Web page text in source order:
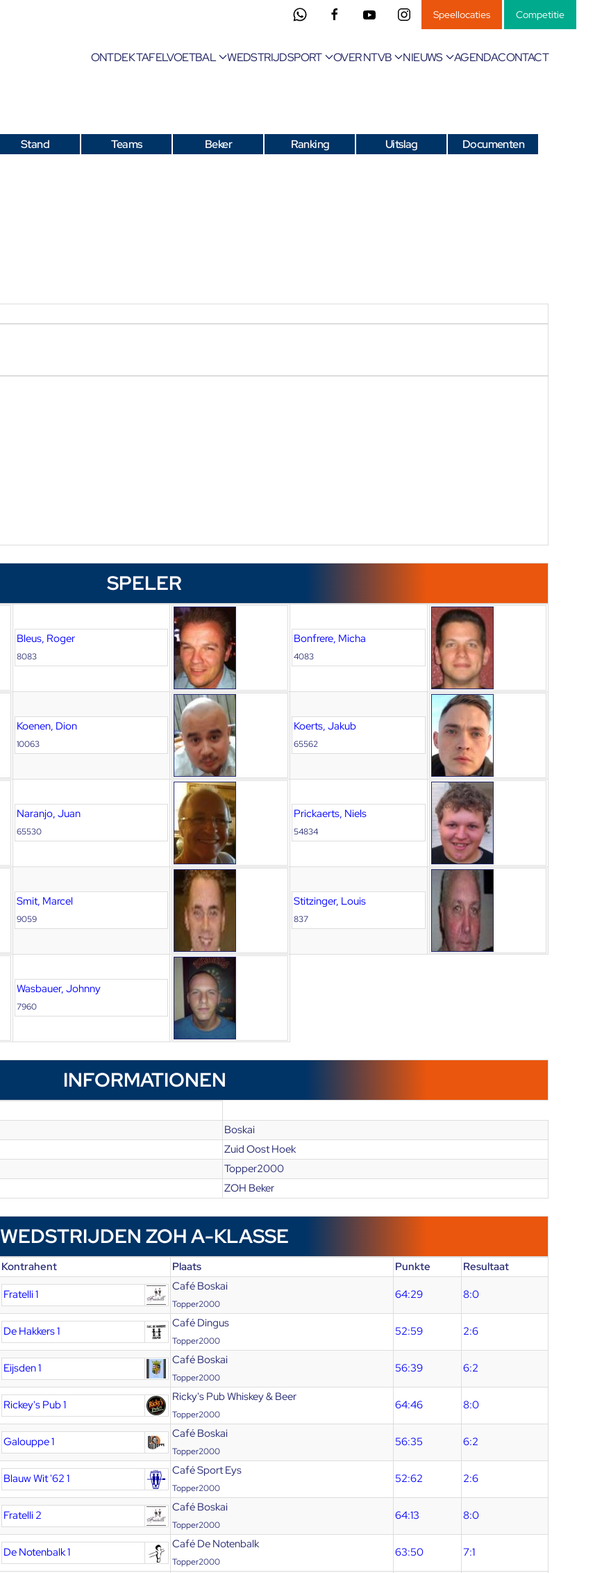
Speellocaties Competitie
ONTDEK TAFELVOETBAL WEDSTRIJDSPORT OVER NTVB NIEUWS AGENDACONTACT
Stand Teams Beker Ranking Uitslag Documenten
SPELER
Bleus, Roger
8083
Bonfrere, Micha
4083
Koenen, Dion
10063
Koerts, Jakub
65562
Naranjo, Juan
65530
Prickaerts, Niels
54834
Smit, Marcel
9059
Stitzinger, Louis
837
Wasbauer, Johnny
7960
INFORMATIONEN
Boskai
Zuid Oost Hoek
Topper2000
ZOH Beker
WEDSTRIJDEN ZOH A-KLASSE
Kontrahent Plaats Punkte
Resultaat
Fratelli 1
Café Boskai
Topper2000
64:29 8:0
De Hakkers 1
Café Dingus
Topper2000
52:59 2:6
Eijsden 1
Café Boskai
Topper2000
56:39 6:2
Rickey's Pub 1
Ricky's Pub Whiskey & Beer
Topper2000
64:46 8:0
Galouppe 1
Café Boskai
Topper2000
56:35 6:2
Blauw Wit '62 1
Café Sport Eys
Topper2000
52:62 2:6
Fratelli 2
Café Boskai
Topper2000
64:13 8:0
De Notenbalk 1
Café De Notenbalk
Topper2000
63:50 7:1